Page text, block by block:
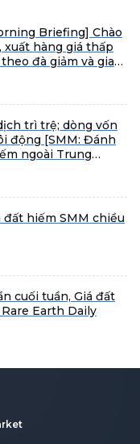
Briefing] Chào
hàng giá thấp
đà giảm và giao
trì trệ; dòng vốn
động [SMM: Đánh
ngoài Trung
hiếm SMM chiều
cuối tuần, Giá đất
Earth Daily